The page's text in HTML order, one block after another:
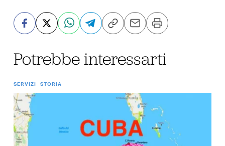
Potrebbe interessarti
SERVIZI STORIA